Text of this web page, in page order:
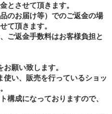
とさせて頂きます。
のお届け等）でのご返金の場
て頂きます。
ご返金手数料はお客様負担と
願い致します。
い、販売を行っているショッ
構成になっておりますので、